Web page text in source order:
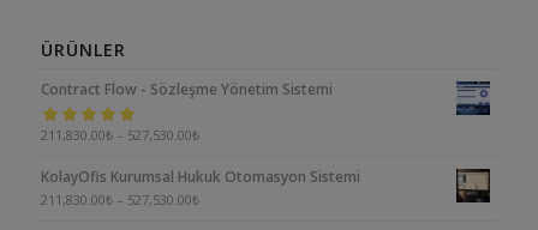
ÜRÜNLER
Contract Flow - Sözleşme Yönetim Sistemi
5 üzerinden
211,830.00₺ – 527,530.00₺
KolayOfis Kurumsal Hukuk Otomasyon Sistemi
211,830.00₺ – 527,530.00₺